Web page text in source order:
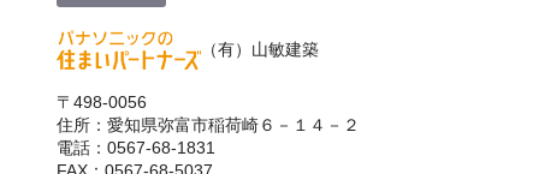
（有）山敏建築
〒498-0056
住所：愛知県弥富市稲荷崎６－１４－２
電話：0567-68-1831